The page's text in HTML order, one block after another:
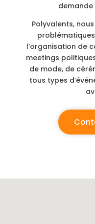
demande
Polyvalents,
l’organisation de
meetings
de mode, de
tous types